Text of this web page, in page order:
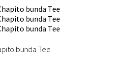
bunda Tee